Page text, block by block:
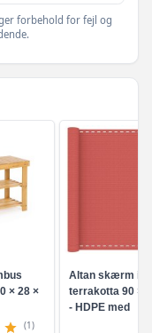
forbehold for fejl og
× 28 ×
(1)
Altan skærm i
terrakotta 90 ×
- HDPE med